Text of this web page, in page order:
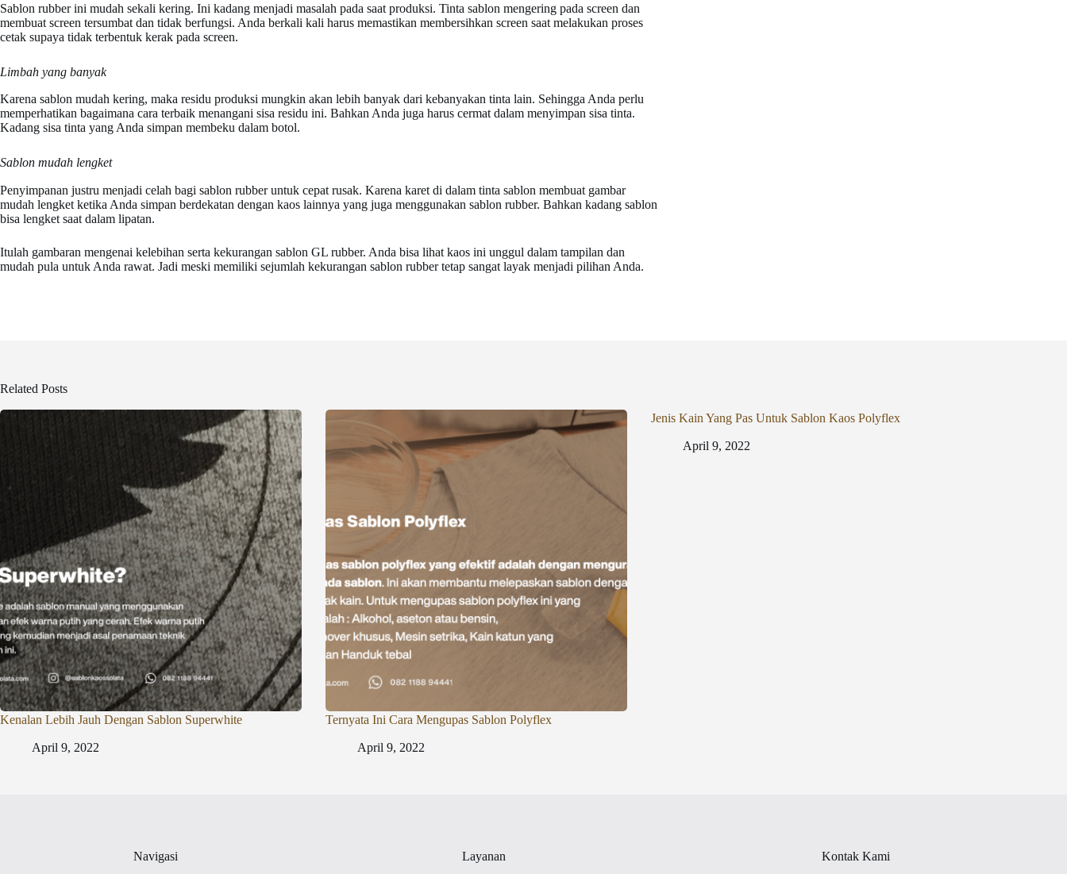
Sablon rubber ini mudah sekali kering. Ini kadang menjadi masalah pada saat produksi. Tinta sablon mengering pada screen dan
membuat screen tersumbat dan tidak berfungsi. Anda berkali kali harus memastikan membersihkan screen saat melakukan proses
cetak supaya tidak terbentuk kerak pada screen.
Limbah yang banyak
Karena sablon mudah kering, maka residu produksi mungkin akan lebih banyak dari kebanyakan tinta lain. Sehingga Anda perlu
memperhatikan bagaimana cara terbaik menangani sisa residu ini. Bahkan Anda juga harus cermat dalam menyimpan sisa tinta.
Kadang sisa tinta yang Anda simpan membeku dalam botol.
Sablon mudah lengket
Penyimpanan justru menjadi celah bagi sablon rubber untuk cepat rusak. Karena karet di dalam tinta sablon membuat gambar
mudah lengket ketika Anda simpan berdekatan dengan kaos lainnya yang juga menggunakan sablon rubber. Bahkan kadang sablon
bisa lengket saat dalam lipatan.
Itulah gambaran mengenai kelebihan serta kekurangan sablon GL rubber. Anda bisa lihat kaos ini unggul dalam tampilan dan
mudah pula untuk Anda rawat. Jadi meski memiliki sejumlah kekurangan sablon rubber tetap sangat layak menjadi pilihan Anda.
Related Posts
Kenalan Lebih Jauh Dengan Sablon Superwhite
April 9, 2022
Ternyata Ini Cara Mengupas Sablon Polyflex
April 9, 2022
Jenis Kain Yang Pas Untuk Sablon Kaos Polyflex
April 9, 2022
Navigasi Layanan Kontak Kami